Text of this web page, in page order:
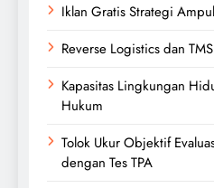
Iklan Gratis Strategi
Reverse Logistics dan
Kapasitas Lingkungan
Hukum
Tolok Ukur Objektif
dengan Tes TPA